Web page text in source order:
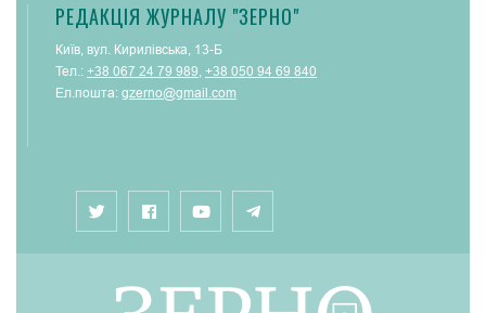
РЕДАКЦІЯ ЖУРНАЛУ "ЗЕРНО"
Київ, вул. Кирилівська, 13-Б
Тел.: +38 067 24 79 989 +38 050 94 69 840
Ел.пошта: gzerno@gmail.com